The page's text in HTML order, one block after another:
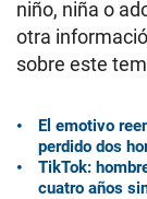
niño, niña o
otra
sobre este
El emotivo
perdido dos
TikTok:
cuatro años